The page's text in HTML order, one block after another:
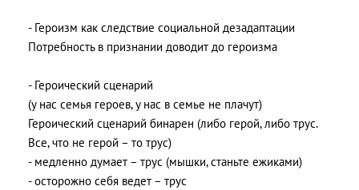
- Героизм как следствие социальной дезадаптации
Потребность в признании доводит до героизма
- Героический сценарий
(у нас семья героев, у нас в семье не плачут)
Героический сценарий бинарен (либо герой, либо трус.
Все, что не герой – то трус)
- медленно думает – трус (мышки, станьте ежиками)
- осторожно себя ведет – трус